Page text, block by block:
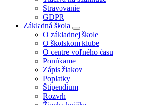
Stravovanie
GDPR
Základná škola
O základnej škole
O školskom klube
O centre voľného času
Ponúkame
Zápis žiakov
Poplatky
Štipendium
Rozvrh